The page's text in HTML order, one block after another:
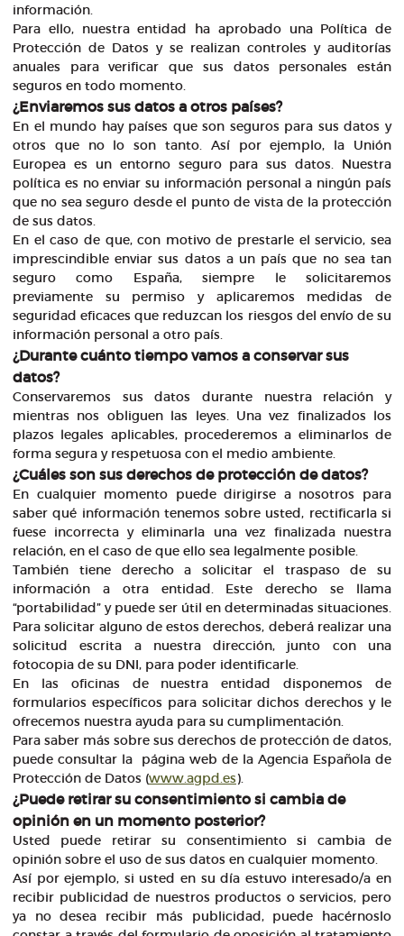
información.
Para ello, nuestra entidad ha aprobado una Política de
Protección de Datos y se realizan controles y auditorías
anuales para verificar que sus datos personales están
seguros en todo momento.
¿Enviaremos sus datos a otros países?
En el mundo hay países que son seguros para sus datos y
otros que no lo son tanto. Así por ejemplo, la Unión
Europea es un entorno seguro para sus datos. Nuestra
política es no enviar su información personal a ningún país
que no sea seguro desde el punto de vista de la protección
de sus datos.
En el caso de que, con motivo de prestarle el servicio, sea
imprescindible enviar sus datos a un país que no sea tan
seguro como España, siempre le solicitaremos
previamente su permiso y aplicaremos medidas de
seguridad eficaces que reduzcan los riesgos del envío de su
información personal a otro país.
¿Durante cuánto tiempo vamos a conservar sus
datos?
Conservaremos sus datos durante nuestra relación y
mientras nos obliguen las leyes. Una vez finalizados los
plazos legales aplicables, procederemos a eliminarlos de
forma segura y respetuosa con el medio ambiente.
¿Cuáles son sus derechos de protección de datos?
En cualquier momento puede dirigirse a nosotros para
saber qué información tenemos sobre usted, rectificarla si
fuese incorrecta y eliminarla una vez finalizada nuestra
relación, en el caso de que ello sea legalmente posible.
También tiene derecho a solicitar el traspaso de su
información a otra entidad. Este derecho se llama
“portabilidad” y puede ser útil en determinadas situaciones.
Para solicitar alguno de estos derechos, deberá realizar una
solicitud escrita a nuestra dirección, junto con una
fotocopia de su DNI, para poder identificarle.
En las oficinas de nuestra entidad disponemos de
formularios específicos para solicitar dichos derechos y le
ofrecemos nuestra ayuda para su cumplimentación.
Para saber más sobre sus derechos de protección de datos,
puede consultar la página web de la Agencia Española de
Protección de Datos (www.agpd.es).
¿Puede retirar su consentimiento si cambia de
opinión en un momento posterior?
Usted puede retirar su consentimiento si cambia de
opinión sobre el uso de sus datos en cualquier momento.
Así por ejemplo, si usted en su día estuvo interesado/a en
recibir publicidad de nuestros productos o servicios, pero
ya no desea recibir más publicidad, puede hacérnoslo